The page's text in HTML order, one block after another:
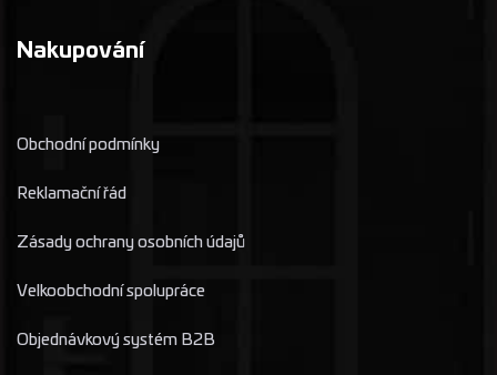
Nakupování
Obchodní podmínky
Reklamační řád
Zásady ochrany osobních údajů
Velkoobchodní spolupráce
Objednávkový systém B2B